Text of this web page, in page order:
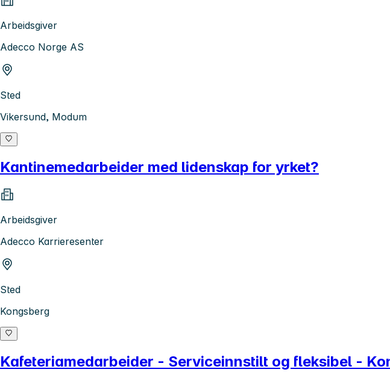
Arbeidsgiver
Adecco Norge AS
Sted
Vikersund, Modum
Kantinemedarbeider med lidenskap for yrket?
Arbeidsgiver
Adecco Karrieresenter
Sted
Kongsberg
Kafeteriamedarbeider - Serviceinnstilt og fleksibel -